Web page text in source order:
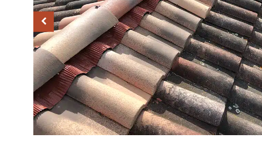
Couverture Désamiantage